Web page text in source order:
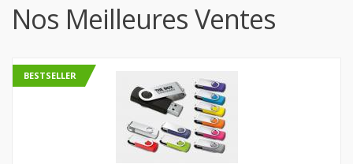
Nos Meilleures Ventes
BESTSELLER